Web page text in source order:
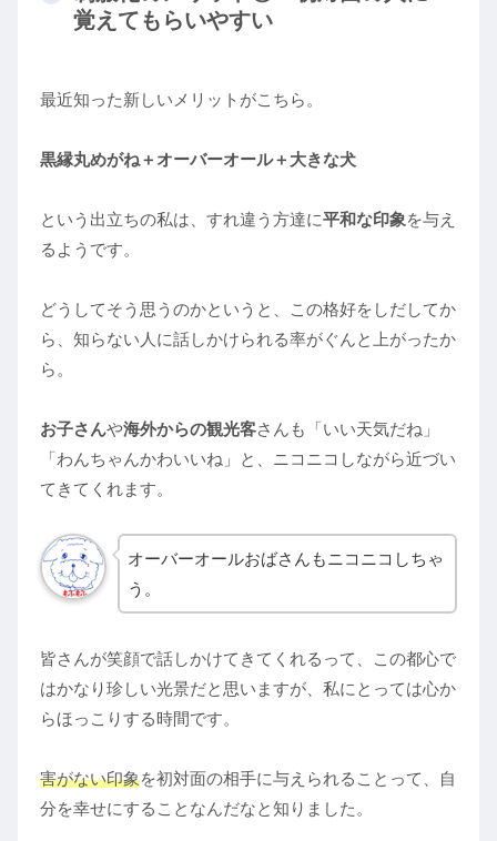
覚えてもらいやすい
最近知った新しいメリットがこちら。
黒縁丸めがね＋オーバーオール＋大きな犬
という出立ちの私は、すれ違う方達に平和な印象を与え
るようです。
どうしてそう思うのかというと、この格好をしだしてか
ら、知らない人に話しかけられる率がぐんと上がったか
ら。
お子さんや海外からの観光客さんも「いい天気だね」
「わんちゃんかわいいね」と、ニコニコしながら近づい
てきてくれます。
オーバーオールおばさんもニコニコしちゃ
う。
皆さんが笑顔で話しかけてきてくれるって、この都心で
はかなり珍しい光景だと思いますが、私にとっては心か
らほっこりする時間です。
害がない印象を初対面の相手に与えられることって、自
分を幸せにすることなんだなと知りました。